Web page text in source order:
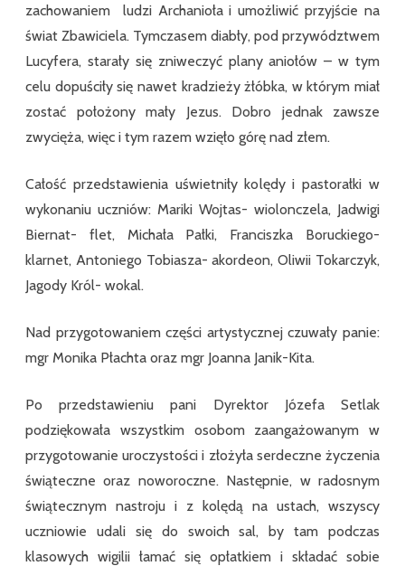
zachowaniem ludzi Archanioła i umożliwić przyjście na
świat Zbawiciela. Tymczasem diabły, pod przywództwem
Lucyfera, starały się zniweczyć plany aniołów – w tym
celu dopuściły się nawet kradzieży żłóbka, w którym miał
zostać położony mały Jezus. Dobro jednak zawsze
zwycięża, więc i tym razem wzięło górę nad złem.
Całość przedstawienia uświetniły kolędy i pastorałki w
wykonaniu uczniów: Mariki Wojtas- wiolonczela, Jadwigi
Biernat- flet, Michała Pałki, Franciszka Boruckiego-
klarnet, Antoniego Tobiasza- akordeon, Oliwii Tokarczyk,
Jagody Król- wokal.
Nad przygotowaniem części artystycznej czuwały panie:
mgr Monika Płachta oraz mgr Joanna Janik-Kita.
Po przedstawieniu pani Dyrektor Józefa Setlak
podziękowała wszystkim osobom zaangażowanym w
przygotowanie uroczystości i złożyła serdeczne życzenia
świąteczne oraz noworoczne. Następnie, w radosnym
świątecznym nastroju i z kolędą na ustach, wszyscy
uczniowie udali się do swoich sal, by tam podczas
klasowych wigilii łamać się opłatkiem i składać sobie